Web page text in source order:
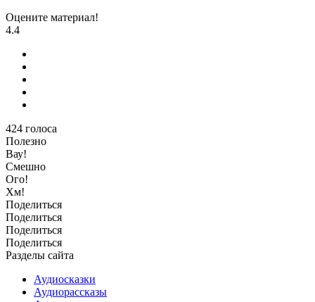
Оцените материал!
4.4
424 голоса
Полезно
Вау!
Смешно
Ого!
Хм!
Поделиться
Поделиться
Поделиться
Поделиться
Разделы сайта
Аудиосказки
Аудиорассказы